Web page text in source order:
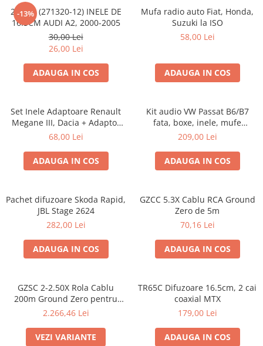
-13%
20.450 (271320-12) INELE DE
16.5CM AUDI A2, 2000-2005
30,00 Lei
26,00 Lei
ADAUGA IN COS
Mufa radio auto Fiat, Honda,
Suzuki la ISO
58,00 Lei
ADAUGA IN COS
Set Inele Adaptoare Renault
Megane III, Dacia + Adaptor
conector difuzor
68,00 Lei
ADAUGA IN COS
Kit audio VW Passat B6/B7
fata, boxe, inele, mufe
adaptoare Excalibur X172
209,00 Lei
ADAUGA IN COS
Pachet difuzoare Skoda Rapid,
JBL Stage 2624
282,00 Lei
ADAUGA IN COS
GZCC 5.3X Cablu RCA Ground
Zero de 5m
70,16 Lei
ADAUGA IN COS
GZSC 2-2.50X Rola Cablu
200m Ground Zero pentru
difuzoare, 2x2,5 mm²
2.266,46 Lei
VEZI VARIANTE
TR65C Difuzoare 16.5cm, 2 cai
coaxial MTX
179,00 Lei
ADAUGA IN COS